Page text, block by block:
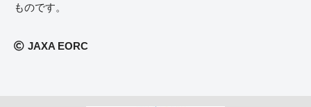
ものです。
JAXA EORC